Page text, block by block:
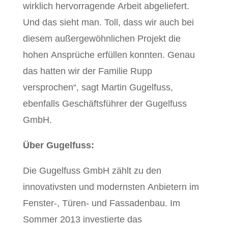
wirklich hervorragende Arbeit abgeliefert.
Und das sieht man. Toll, dass wir auch bei
diesem außergewöhnlichen Projekt die
hohen Ansprüche erfüllen konnten. Genau
das hatten wir der Familie Rupp
versprochen“, sagt Martin Gugelfuss,
ebenfalls Geschäftsführer der Gugelfuss
GmbH.
Über Gugelfuss:
Die Gugelfuss GmbH zählt zu den
innovativsten und modernsten Anbietern im
Fenster-, Türen- und Fassadenbau. Im
Sommer 2013 investierte das